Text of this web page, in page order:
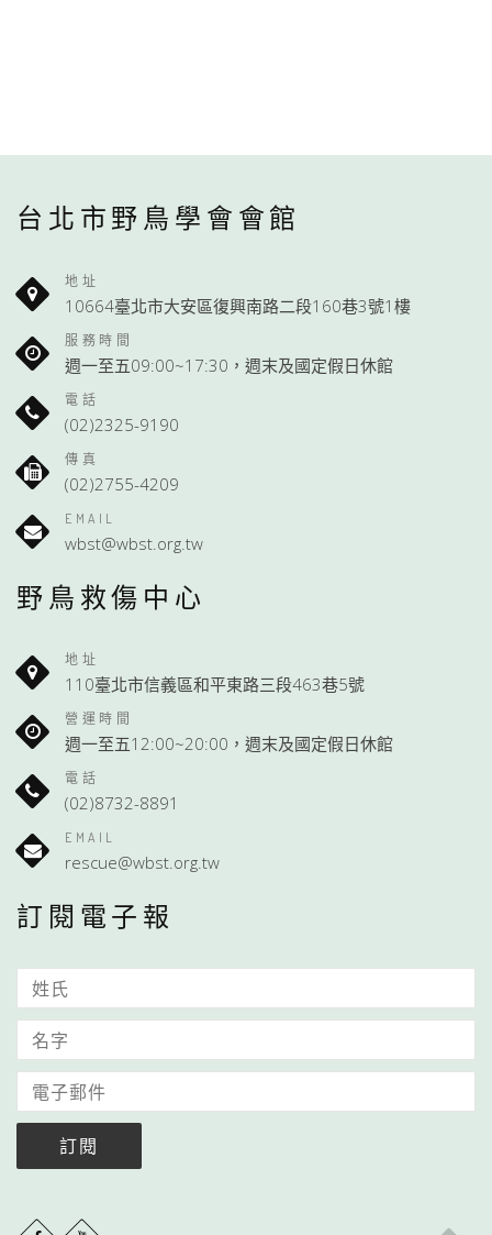
台北市野鳥學會會館
地址
10664臺北市大安區復興南路二段160巷3號1樓
服務時間
週一至五09:00~17:30，週末及國定假日休館
電話
(02)2325-9190
傳真
(02)2755-4209
EMAIL
wbst@wbst.org.tw
野鳥救傷中心
地址
110臺北市信義區和平東路三段463巷5號
營運時間
週一至五12:00~20:00，週末及國定假日休館
電話
(02)8732-8891
EMAIL
rescue@wbst.org.tw
訂閱電子報